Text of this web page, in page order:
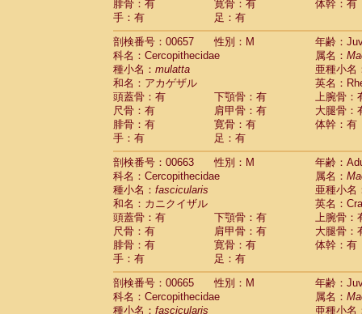
腓骨：有
寛骨：有
体幹：有
手：有
足：有
剖検番号：00657
性別：M
年齢：
科名：Cercopithecidae
属名：
種小名： mulatta
亜種小名
和名：アカゲザル
英名：
頭蓋骨：有
下顎骨：有
上腕骨：
尺骨：有
肩甲骨：有
大腿骨：
腓骨：有
寛骨：有
体幹：有
手：有
足：有
剖検番号：00663
性別：M
年齢：
科名：Cercopithecidae
属名：
種小名： fascicularis
亜種小名
和名：カニクイザル
英名：
頭蓋骨：有
下顎骨：有
上腕骨：
尺骨：有
肩甲骨：有
大腿骨：
腓骨：有
寛骨：有
体幹：有
手：有
足：有
剖検番号：00665
性別：M
年齢：
科名：Cercopithecidae
属名：
種小名： fascicularis 亜種小名